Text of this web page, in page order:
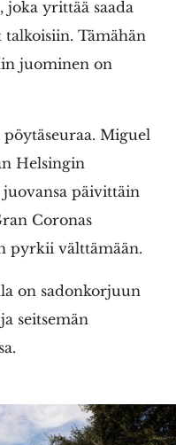
yrittää saada
Tämähän
juominen on
Miguel
Helsingin
päivittäin
Coronas
pyrkii välttämään.
on sadonkorjuun
seitsemän